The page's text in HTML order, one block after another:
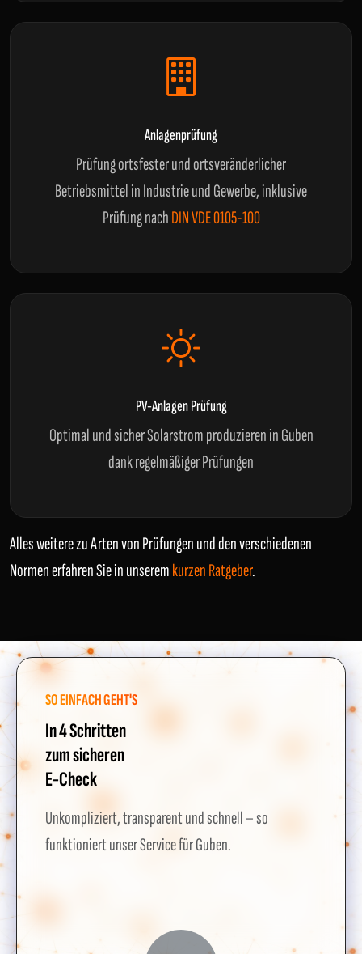
Anlagenprüfung
Prüfung ortsfester und ortsveränderlicher
Betriebsmittel in Industrie und Gewerbe, inklusive
Prüfung nachDIN VDE 0105-100
PV-Anlagen Prüfung
Optimal und sicher Solarstrom produzieren in Guben
dank regelmäßiger Prüfungen
Alles weitere zu Arten von Prüfungen und den verschiedenen
Normen erfahren Sie in unseremkurzen Ratgeber.
SO EINFACH GEHT'S
In 4 Schritten
zum sicheren
E-Check
Unkompliziert, transparent und schnell – so
funktioniert unser Service für Guben.